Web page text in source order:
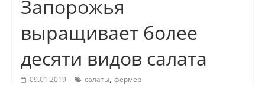
Запорожья
выращивает более
десяти видов салата
09.01.2019 салаты, фермер